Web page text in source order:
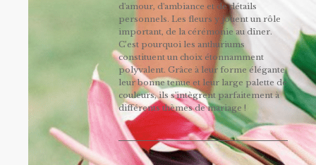
d'amour, d'ambiance et de détails
personnels. Les fleurs y jouent un rôle
important, de la cérémonie au dîner.
C’est pourquoi les anthuriums
constituent un choix étonnamment
polyvalent. Grâce à leur forme élégante,
leur bonne tenue et leur large palette de
couleurs, ils s'intègrent parfaitement à
différents thèmes de mariage !